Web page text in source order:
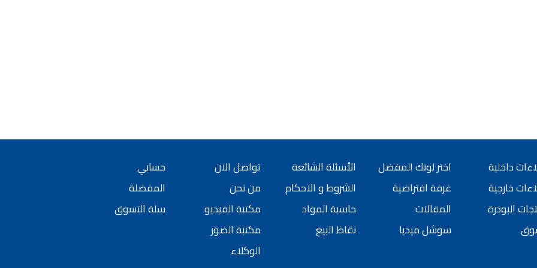
جدران لاصق,
بالصور, ,
المنزلية
انواع الدهانات,
في اربد,
بسبب السفر
داخلية
خارجية
البودرة
اختر لونك المفضل
غرفة افتراضية
المقالات
سوشل ميديا
الأسئلة الشائعة
الشروط و الاحكام
حاسبة المواد
نقاط البيع
تواصل الان
من نحن
مكتبة الفيديو
مكتبة الصور
الوكلاء
حسابي
المفضلة
سلة التسوق